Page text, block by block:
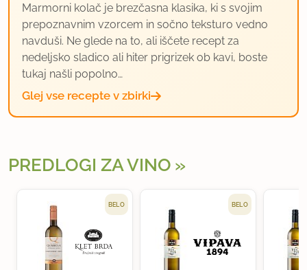
Marmorni kolač je brezčasna klasika, ki s svojim
prepoznavnim vzorcem in sočno teksturo vedno
navduši. Ne glede na to, ali iščete recept za
nedeljsko sladico ali hiter prigrizek ob kavi, boste
tukaj našli popolno…
Glej vse recepte v zbirki
PREDLOGI ZA VINO
BELO BELO